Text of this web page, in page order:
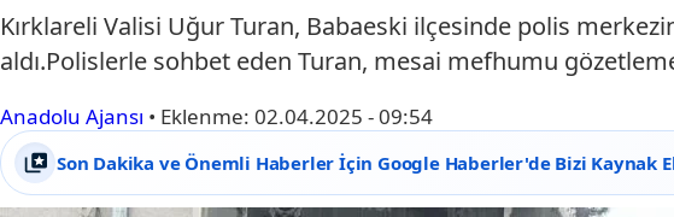
Kırklareli Valisi Uğur Turan, Babaeski ilçesinde polis
aldı.Polislerle sohbet eden Turan, mesai mefhumu
Anadolu Ajansı • Eklenme: 02.04.2025 - 09:54
Son Dakika ve Önemli Haberler İçin Google Haberler'de Bizi Kaynak